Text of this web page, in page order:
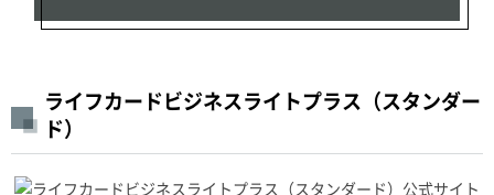
ライフカードビジネスライトプラス（スタンダー
ド）